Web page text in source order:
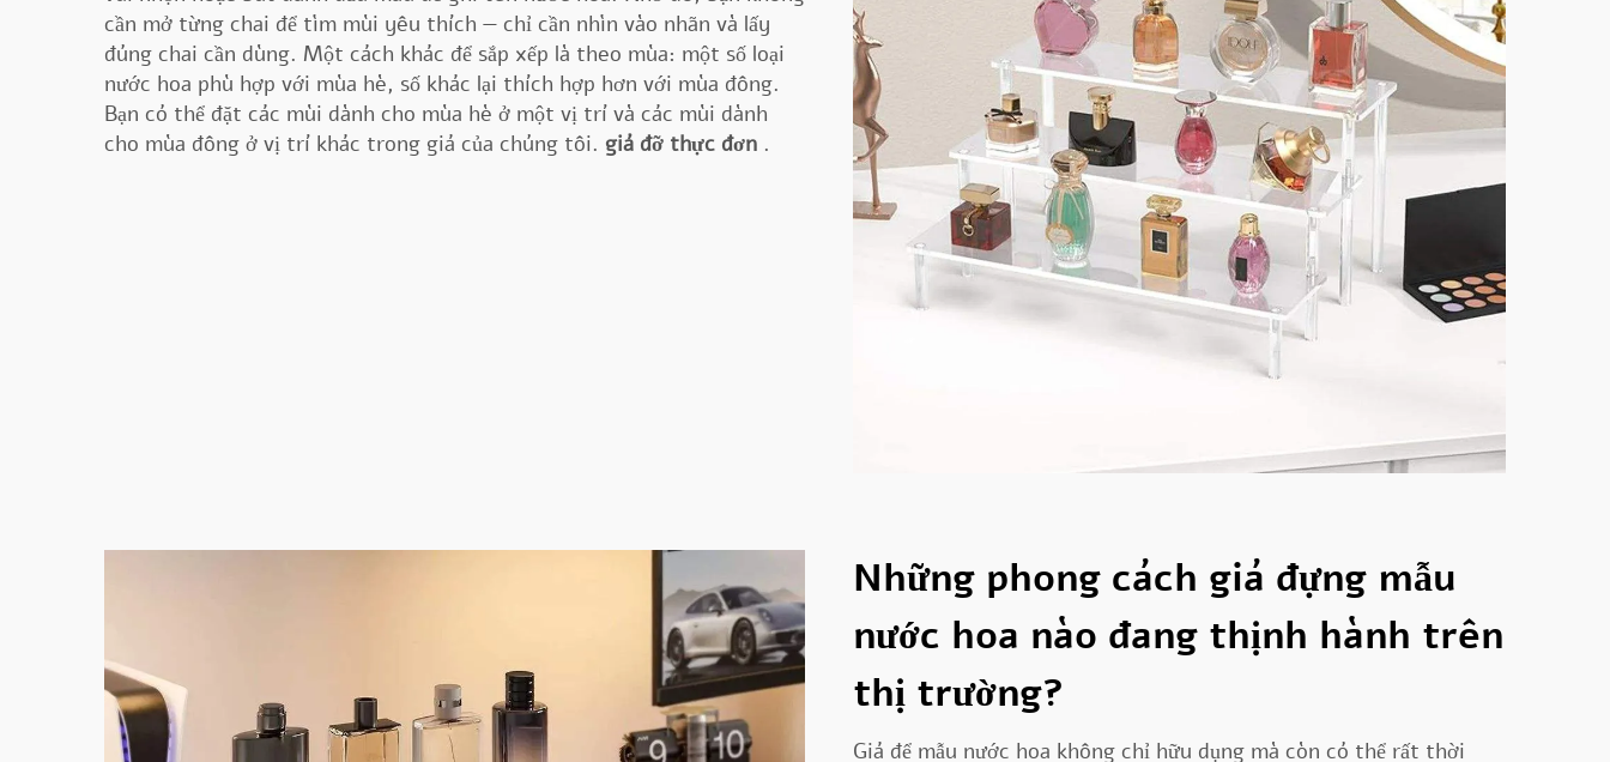
cần mở từng chai để tìm mùi yêu thích — chỉ cần nhìn vào nhãn và lấy
đúng chai cần dùng. Một cách khác để sắp xếp là theo mùa: một số loại
nước hoa phù hợp với mùa hè, số khác lại thích hợp hơn với mùa đông.
Bạn có thể đặt các mùi dành cho mùa hè ở một vị trí và các mùi dành
cho mùa đông ở vị trí khác trong giá của chúng tôi. giá đỡ thực đơn .
Những phong cách giá đựng mẫu
nước hoa nào đang thịnh hành trên
thị trường?
Giá để mẫu nước hoa không chỉ hữu dụng mà còn có thể rất thời